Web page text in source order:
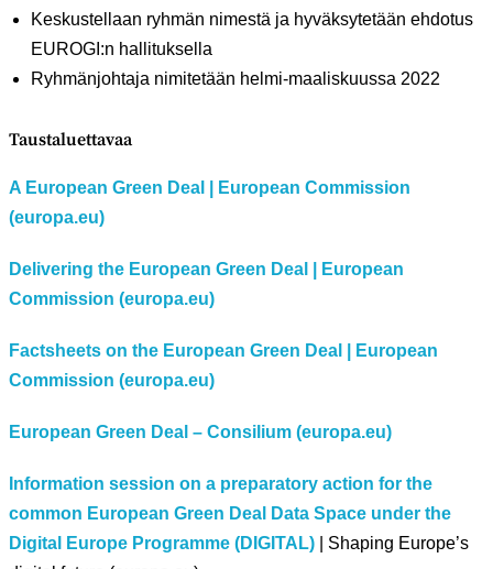
Keskustellaan ryhmän nimestä ja hyväksytetään ehdotus
EUROGI:n hallituksella
Ryhmänjohtaja nimitetään helmi-maaliskuussa 2022
Taustaluettavaa
A European Green Deal | European Commission
(europa.eu)
Delivering the European Green Deal | European
Commission (europa.eu)
Factsheets on the European Green Deal | European
Commission (europa.eu)
European Green Deal – Consilium (europa.eu)
Information session on a preparatory action for the
common European Green Deal Data Space under the
Digital Europe Programme (DIGITAL)
| Shaping Europe’s